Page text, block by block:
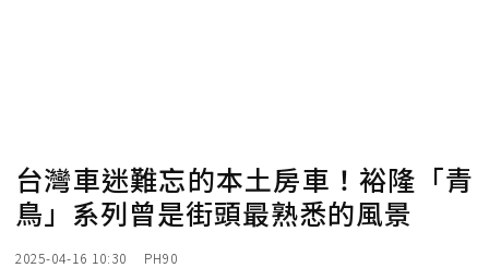
台灣車迷難忘的本土房車！裕隆「青
鳥」系列曾是街頭最熟悉的風景
2025-04-16 10:30 PH90